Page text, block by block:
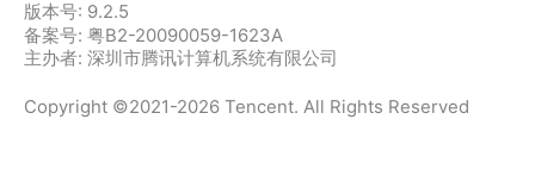
版本号: 9.2.5
备案号: 粤B2-20090059-1623A
主办者: 深圳市腾讯计算机系统有限公司
Copyright ©2021-2026 Tencent. All Rights Reserved